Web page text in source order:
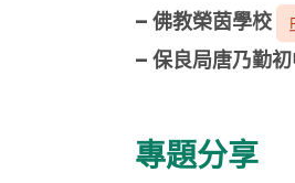
– 佛教榮茵學校
– 保良局唐乃勤
專題分享